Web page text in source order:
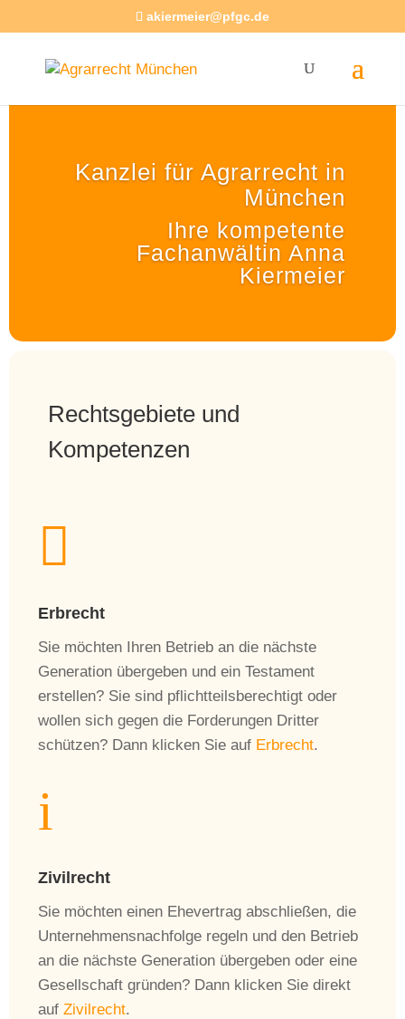
akiermeier@pfgc.de
Kanzlei für Agrarrecht in
München
Ihre kompetente
Fachanwältin Anna
Kiermeier
Rechtsgebiete und
Kompetenzen

Erbrecht
Sie möchten Ihren Betrieb an die nächste
Generation übergeben und ein Testament
erstellen? Sie sind pflichtteilsberechtigt oder
wollen sich gegen die Forderungen Dritter
schützen? Dann klicken Sie auf Erbrecht.
i
Zivilrecht
Sie möchten einen Ehevertrag abschließen, die
Unternehmensnachfolge regeln und den Betrieb
an die nächste Generation übergeben oder eine
Gesellschaft gründen? Dann klicken Sie direkt
aufZivilrecht.